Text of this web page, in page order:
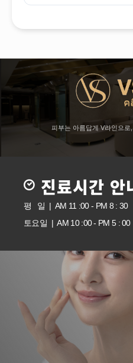
피부는 아름답게 V라인으
진료시간 안
평 일 | AM 11 :00 - PM 8 : 30
토요일 | AM 10 :00 - PM 5 : 00